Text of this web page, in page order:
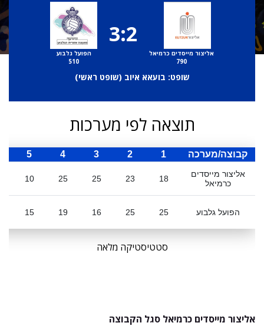
אליצור מייסדים כרמיאל
790
3:2
הפועל גלבוע
510
שופט: בועאא איוב (שופט ראשי)
תוצאה לפי מערכות
קבוצה/מערכה 1
2
3
4
5
אליצור מייסדים
כרמיאל
18
23
25
25
10
הפועל גלבוע 25
25
16
19
15
סטטיסטיקה מלאה
אליצור מייסדים כרמיאל סגל הקבוצה